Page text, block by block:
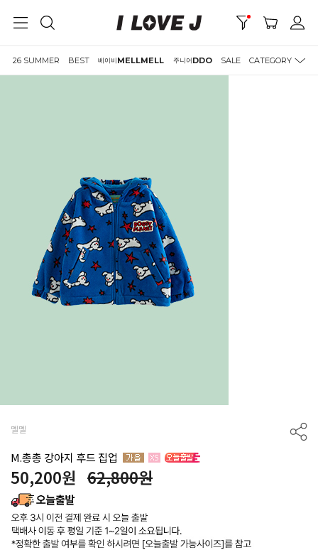
26 SUMMER BEST 베이비MELLMELL 주니어DDO SALE CATEGORY
멜멜
M.총총 강아지 후드 집업
50,200원 62,800원